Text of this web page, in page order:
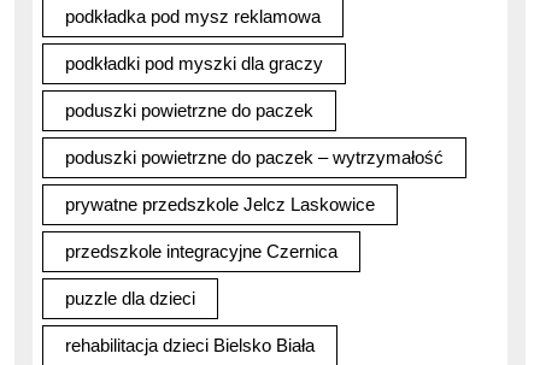
podkładka pod mysz reklamowa
podkładki pod myszki dla graczy
poduszki powietrzne do paczek
poduszki powietrzne do paczek – wytrzymałość
prywatne przedszkole Jelcz Laskowice
przedszkole integracyjne Czernica
puzzle dla dzieci
rehabilitacja dzieci Bielsko Biała